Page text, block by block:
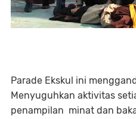
Parade Ekskul ini
Menyuguhkan aktivitas
penampilan minat dan